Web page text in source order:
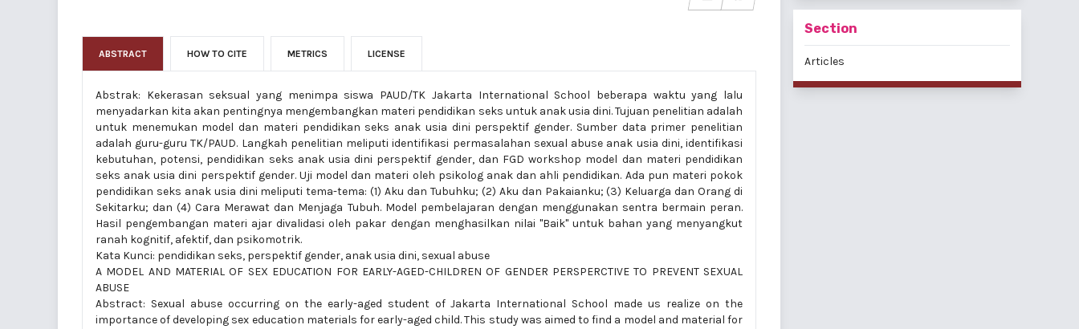
ABSTRACT HOW TO CITE METRICS LICENSE
Abstrak: Kekerasan seksual yang menimpa siswa PAUD/TK Jakarta International School beberapa waktu yang lalu
menyadarkan kita akan pentingnya mengembangkan materi pendidikan seks untuk anak usia dini. Tujuan penelitian adalah
untuk menemukan model dan materi pendidikan seks anak usia dini perspektif gender. Sumber data primer penelitian
adalah guru-guru TK/PAUD. Langkah penelitian meliputi identifikasi permasalahan sexual abuse anak usia dini, identifikasi
kebutuhan, potensi, pendidikan seks anak usia dini perspektif gender, dan FGD workshop model dan materi pendidikan
seks anak usia dini perspektif gender. Uji model dan materi oleh psikolog anak dan ahli pendidikan. Ada pun materi pokok
pendidikan seks anak usia dini meliputi tema-tema: (1) Aku dan Tubuhku; (2) Aku dan Pakaianku; (3) Keluarga dan Orang di
Sekitarku; dan (4) Cara Merawat dan Menjaga Tubuh. Model pembelajaran dengan menggunakan sentra bermain peran.
Hasil pengembangan materi ajar divalidasi oleh pakar dengan menghasilkan nilai "Baik" untuk bahan yang menyangkut
ranah kognitif, afektif, dan psikomotrik.
Kata Kunci: pendidikan seks, perspektif gender, anak usia dini, sexual abuse
A MODEL AND MATERIAL OF SEX EDUCATION FOR EARLY-AGED-CHILDREN OF GENDER PERSPERCTIVE TO PREVENT SEXUAL
ABUSE
Abstract: Sexual abuse occurring on the early-aged student of Jakarta International School made us realize on the
importance of developing sex education materials for early-aged child. This study was aimed to find a model and material for
Section
Articles